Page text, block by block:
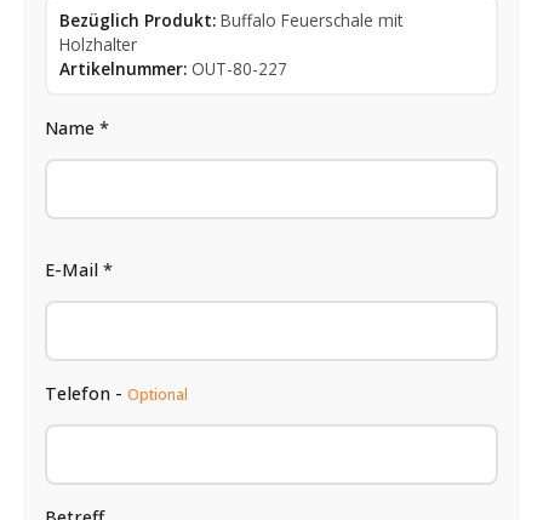
Bezüglich Produkt: Buffalo Feuerschale mit
Holzhalter
Artikelnummer: OUT-80-227
Name *
E-Mail *
Telefon - Optional